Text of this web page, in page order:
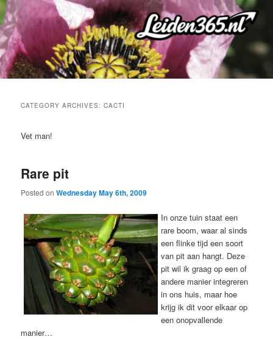
Skip
to
primary
content
Skip
to
secondary
content
CATEGORY ARCHIVES:CACTI
Vet man!
Rare pit
Posted onWednesday May 6th, 2009
In onze tuin staat een
rare boom, waar al sinds
een flinke tijd een soort
van pit aan hangt. Deze
pit wil ik graag op een of
andere manier integreren
in ons huis, maar hoe
krijg ik dit voor elkaar op
een onopvallende
manier…